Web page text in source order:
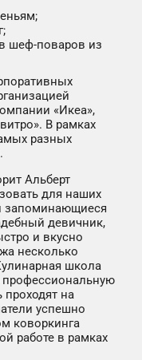
шеф-поваров из
«Икеа»,
В рамках
разных
Альберт
для наших
запоминающиеся
девичник,
и вкусно
несколько
школа
профессиональную
проходят на
успешно
коворкинга
работе в рамках